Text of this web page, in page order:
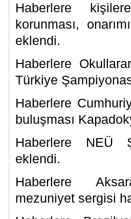
Haberlere
korunması,
eklendi.
Haberlere
Türkiye
Haberlere
buluşması
Haberlere NEÜ
eklendi.
Haberlere
mezuniyet sergisi